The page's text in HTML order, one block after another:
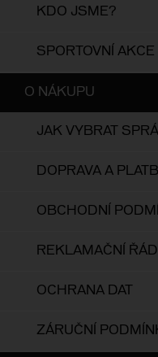
KDO JSME?
SPORTOVNÍ AKCE
O NÁKUPU
JAK VYBRAT
DOPRAVA A
OBCHODNÍ
REKLAMAČNÍ
OCHRANA DAT
ZÁRUČNÍ